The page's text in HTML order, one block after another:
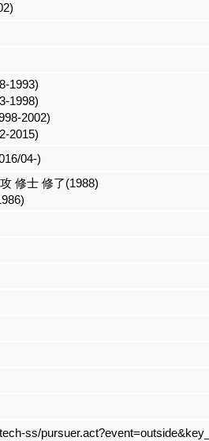
1993)
1998)
2002)
2015)
04-)
修士 修了(1988)
ss/